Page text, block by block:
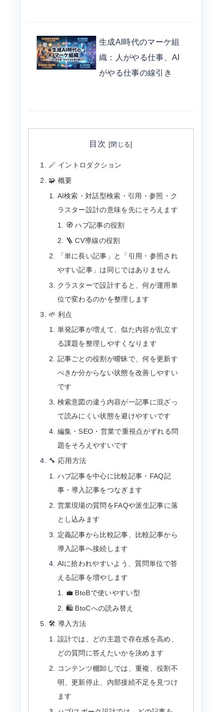
生成AI時代のマーケ組
織：人がやる仕事、AI
がやる仕事の線引き
目次
🪄 イントロダクション
🧩 概要
AI検索・対話型検索・引用・参照・ク
ラスター設計の意味を先にそろえます
🧭 ハブ記事の役割
🪜 CV導線の役割
「単に長い記事」と「引用・参照され
やすい記事」は同じではありません
クラスターで設計すると、何が運用単
位で変わるのかを整理します
🌱 利点
単発記事が増えて、似た内容が乱立す
る課題を整理しやすくなります
記事ごとの役割が曖昧で、何を更新す
べきか分からない状態を改善しやすい
です
検索意図の違う内容が一記事に混ざっ
て読みにくい状態を避けやすいです
編集・SEO・営業で重視点がずれる問
題をそろえやすいです
🔧 応用方法
ハブ記事を中心に比較記事・FAQ記
事・導入記事をつなぎます
営業現場の質問をFAQや派生記事に落
とし込みます
定義記事から比較記事、比較記事から
導入記事へ接続します
AIに拾われやすいよう、質問単位で答
える記事を増やします
💼 BtoBで使いやすい型
🛍️ BtoCへの読み替え
🛠️ 導入方法
設計では、どの主題で存在感を高め、
どの質問に答えたいかを決めます
コンテンツ棚卸しでは、重複、役割不
明、更新停止、内部接続不足を見つけ
ます